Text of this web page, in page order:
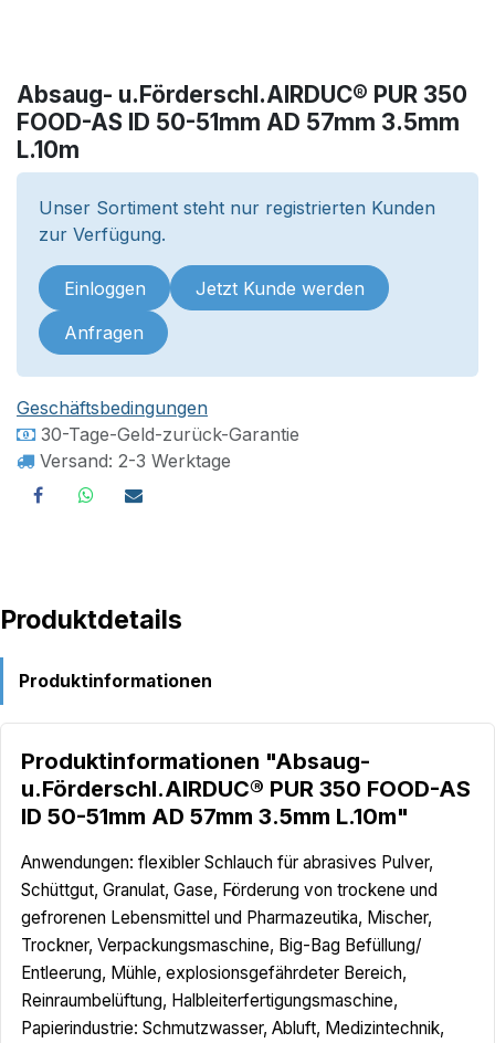
Absaug- u.Förderschl.AIRDUC® PUR 350
FOOD-AS ID 50-51mm AD 57mm 3.5mm
L.10m
Unser Sortiment steht nur registrierten Kunden
zur Verfügung.
Einloggen Jetzt Kunde werden
Anfragen
Geschäftsbedingungen
30-Tage-Geld-zurück-Garantie
Versand: 2-3 Werktage
Produktdetails
Produktinformationen
Produktinformationen "Absaug-
u.Förderschl.AIRDUC® PUR 350 FOOD-AS
ID 50-51mm AD 57mm 3.5mm L.10m"
Anwendungen: flexibler Schlauch für abrasives Pulver,
Schüttgut, Granulat, Gase, Förderung von trockene und
gefrorenen Lebensmittel und Pharmazeutika, Mischer,
Trockner, Verpackungsmaschine, Big-Bag Befüllung/
Entleerung, Mühle, explosionsgefährdeter Bereich,
Reinraumbelüftung, Halbleiterfertigungsmaschine,
Papierindustrie: Schmutzwasser, Abluft, Medizintechnik,